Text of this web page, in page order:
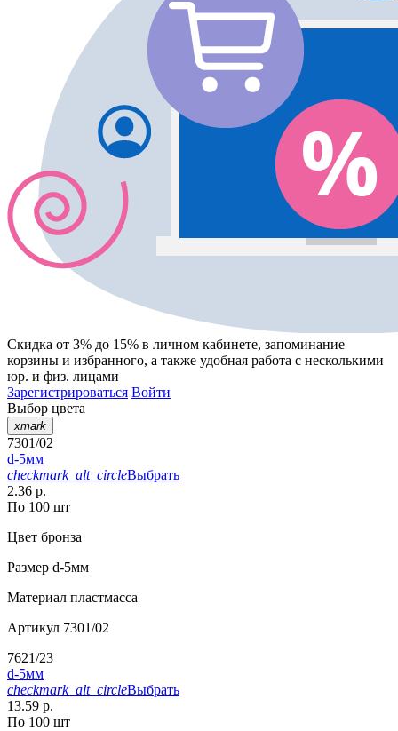
Скидка от 3% до 15% в личном кабинете, запоминание
корзины и избранного, а также удобная работа с несколькими
юр. и физ. лицами
Зарегистрироваться Войти
Выбор цвета
xmark
7301/02
d-5мм
checkmark_alt_circleВыбрать
2.36 р.
По 100 шт
Цвет бронза
Размер d-5мм
Материал пластмасса
Артикул 7301/02
7621/23
d-5мм
checkmark_alt_circleВыбрать
13.59 р.
По 100 шт